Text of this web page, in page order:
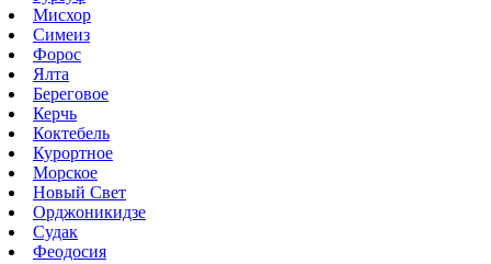
Мисхор
Симеиз
Форос
Ялта
Береговое
Керчь
Коктебель
Курортное
Морское
Новый Свет
Орджоникидзе
Судак
Феодосия